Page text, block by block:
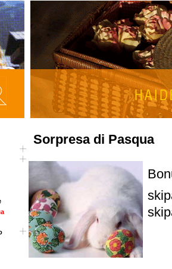
Sorpresa di Pasqua